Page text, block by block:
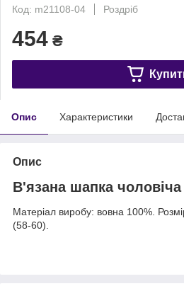
Код: m21108-04
Роздріб
454 ₴
Опис Характеристики
Опис
В'язана шапка
Матеріал виробу: вовна 100%.
(58-60).